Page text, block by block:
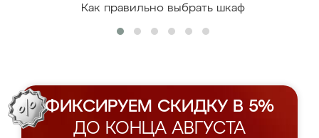
Как правильно выбрать шкаф
ФИКСИРУЕМ СКИДКУ В 5%
ДО КОНЦА АВГУСТА